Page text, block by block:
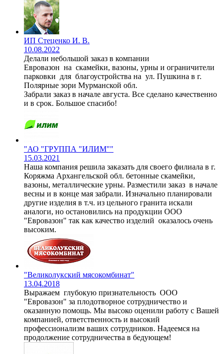
ИП Стеценко И. В.
10.08.2022
Делали небольшой заказ в компании
Евровазон на скамейки, вазоны, урны и ограничители
парковки для благоустройства на ул. Пушкина в г.
Полярные зори Мурманской обл.
Забрали заказ в начале августа. Все сделано качественно
и в срок. Большое спасибо!
"АО "ГРУППА "ИЛИМ""
15.03.2021
Наша компания решила заказать для своего филиала в г.
Коряжма Архангельской обл. бетонные скамейки,
вазоны, металлические урны. Разместили заказ в начале
весны и в конце мая забрали. Изначально планировали
другие изделия в т.ч. из цельного гранита искали
аналоги, но остановились на продукции ООО
"Евровазон" так как качество изделий оказалось очень
высоким.
"Великолукский мясокомбинат"
13.04.2018
Выражаем глубокую признательность ООО
"Евровазон" за плодотворное сотрудничество и
оказанную помощь. Мы высоко оценили работу с Вашей
компанией, ответственность и высокий
профессионализм ваших сотрудников. Надеемся на
продолжение сотрудничества в бедующем!